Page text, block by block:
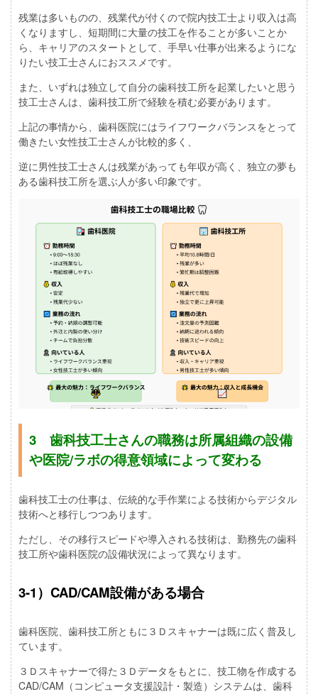
残業は多いものの、残業代が付くので院内技工士より収入は高
くなりますし、短期間に大量の技工を作ることが多いことか
ら、キャリアのスタートとして、手早い仕事が出来るようにな
りたい技工士さんにおススメです。
また、いずれは独立して自分の歯科技工所を起業したいと思う
技工士さんは、歯科技工所で経験を積む必要があります。
上記の事情から、歯科医院にはライフワークバランスをとって
働きたい女性技工士さんが比較的多く、
逆に男性技工士さんは残業があっても年収が高く、独立の夢も
ある歯科技工所を選ぶ人が多い印象です。
3 歯科技工士さんの職務は所属組織の設備
や医院/ラボの得意領域によって変わる
歯科技工士の仕事は、伝統的な手作業による技術からデジタル
技術へと移行しつつあります。
ただし、その移行スピードや導入される技術は、勤務先の歯科
技工所や歯科医院の設備状況によって異なります。
3-1）CAD/CAM設備がある場合
歯科医院、歯科技工所ともに３Ｄスキャナーは既に広く普及し
ています。
３Ｄスキャナーで得た３Ｄデータをもとに、技工物を作成する
CAD/CAM（コンピュータ支援設計・製造）システムは、歯科